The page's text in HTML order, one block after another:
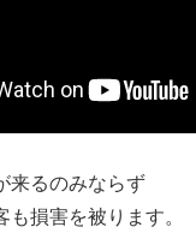
来るのみならず
も損害を被ります。